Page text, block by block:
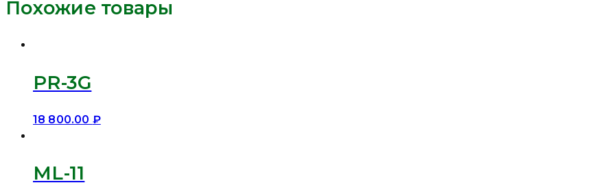
Похожие товары
PR-3G
18 800.00 ₽
ML-11